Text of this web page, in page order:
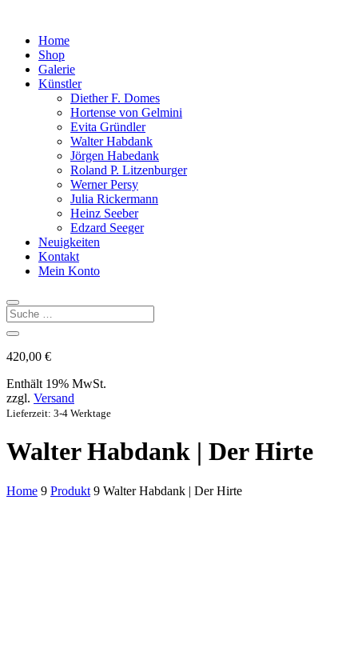
Home
Shop
Galerie
Künstler
Diether F. Domes
Hortense von Gelmini
Evita Gründler
Walter Habdank
Jörgen Habedank
Roland P. Litzenburger
Werner Persy
Julia Rickermann
Heinz Seeber
Edzard Seeger
Neuigkeiten
Kontakt
Mein Konto
420,00 €
Enthält 19% MwSt.
zzgl. Versand
Lieferzeit: 3-4 Werktage
Walter Habdank | Der Hirte
Home 9 Produkt 9 Walter Habdank | Der Hirte